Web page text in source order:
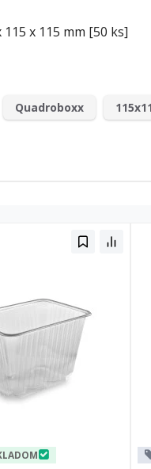
x 115 mm [50 ks]
Quadroboxx